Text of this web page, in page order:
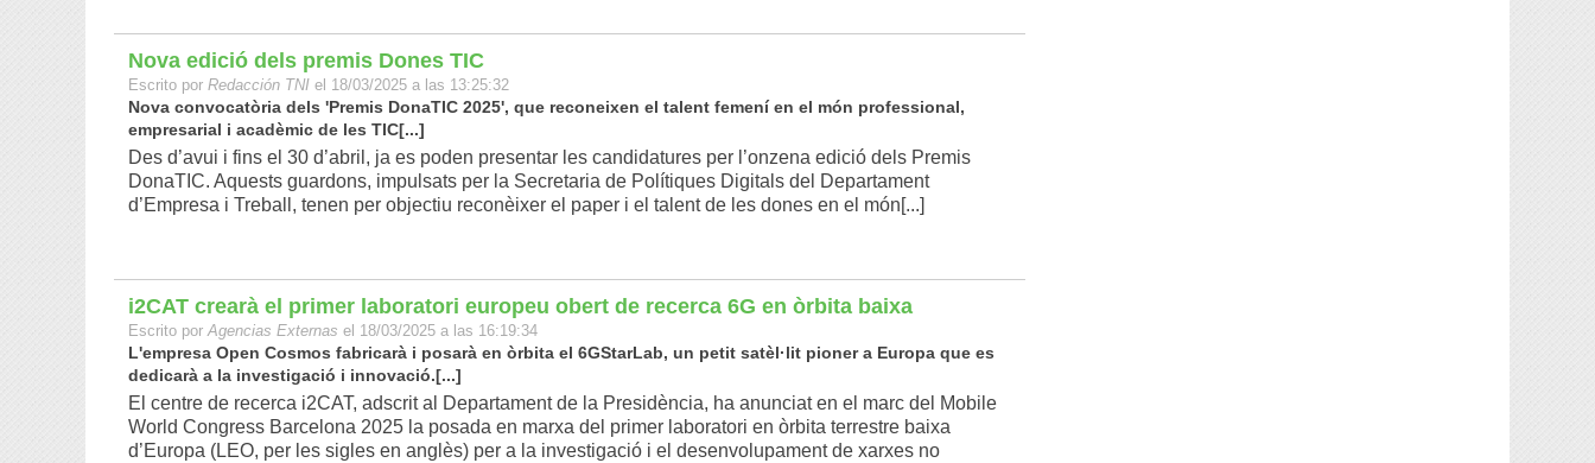
Nova edició dels premis Dones TIC
Escrito por Redacción TNI el 18/03/2025 a las 13:25:32
Nova convocatòria dels 'Premis DonaTIC 2025', que reconeixen el talent femení en el món professional,
empresarial i acadèmic de les TIC[...]
Des d’avui i fins el 30 d’abril, ja es poden presentar les candidatures per l’onzena edició dels Premis
DonaTIC. Aquests guardons, impulsats per la Secretaria de Polítiques Digitals del Departament
d’Empresa i Treball, tenen per objectiu reconèixer el paper i el talent de les dones en el món[...]
i2CAT crearà el primer laboratori europeu obert de recerca 6G en òrbita baixa
Escrito porAgencias Externas el 18/03/2025 a las 16:19:34
L'empresa Open Cosmos fabricarà i posarà en òrbita el 6GStarLab, un petit satèl·lit pioner a Europa que es
dedicarà a la investigació i innovació.[...]
El centre de recerca i2CAT, adscrit al Departament de la Presidència, ha anunciat en el marc del Mobile
World Congress Barcelona 2025 la posada en marxa del primer laboratori en òrbita terrestre baixa
d’Europa (LEO, per les sigles en anglès) per a la investigació i el desenvolupament de xarxes no